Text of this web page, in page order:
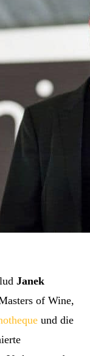
Janek
of Wine,
und die